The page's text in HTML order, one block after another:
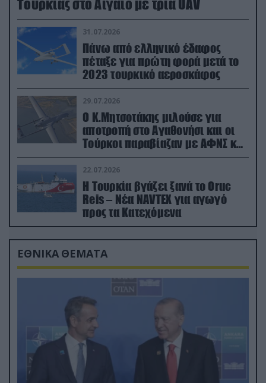
Τουρκίας στο Αιγαίο με τρία UAV
31.07.2026
Πάνω από ελληνικό έδαφος
πέταξε για πρώτη φορά μετά το
2023 τουρκικό αεροσκάφος
29.07.2026
Ο Κ.Μητσοτάκης μιλούσε για
αποτροπή στο Αγαθονήσι και οι
Τούρκοι παραβίαζαν με ΑΦΝΣ και
drone
22.07.2026
Η Τουρκία βγάζει ξανά το Oruc
Reis – Νέα NAVTEX για αγωγό
προς τα Κατεχόμενα
ΕΘΝΙΚΑ ΘΕΜΑΤΑ